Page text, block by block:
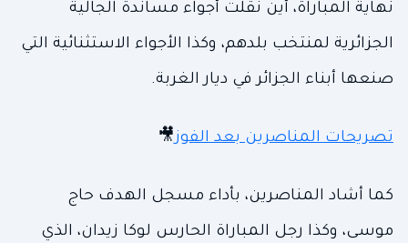
نهاية المباراة، أين نقلت أجواء مساندة الجالية
الجزائرية لمنتخب بلدهم، وكذا الأجواء الاستثنائية التي
صنعها أبناء الجزائر في ديار الغربة.
تصريحات المناصرين بعد الفوز🎥
كما أشاد المناصرين، بأداء مسجل الهدف حاج
موسى، وكذا رجل المباراة الحارس لوكا زيدان، الذي